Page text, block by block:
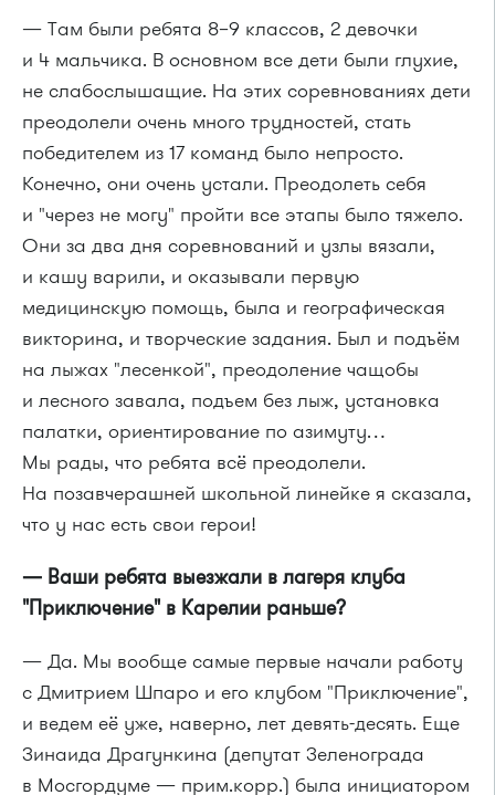
— Там были ребята 8–9 классов, 2 девочки
и 4 мальчика. В основном все дети были глухие,
не слабослышащие. На этих соревнованиях дети
преодолели очень много трудностей, стать
победителем из 17 команд было непросто.
Конечно, они очень устали. Преодолеть себя
и "через не могу" пройти все этапы было тяжело.
Они за два дня соревнований и узлы вязали,
и кашу варили, и оказывали первую
медицинскую помощь, была и географическая
викторина, и творческие задания. Был и подъём
на лыжах "лесенкой", преодоление чащобы
и лесного завала, подъем без лыж, установка
палатки, ориентирование по азимуту…
Мы рады, что ребята всё преодолели.
На позавчерашней школьной линейке я сказала,
что у нас есть свои герои!
— Ваши ребята выезжали в лагеря клуба
"Приключение" в Карелии раньше?
— Да. Мы вообще самые первые начали работу
с Дмитрием Шпаро и его клубом "Приключение",
и ведем её уже, наверно, лет девять-десять. Еще
Зинаида Драгункина (депутат Зеленограда
в Мосгордуме — прим.корр.) была инициатором